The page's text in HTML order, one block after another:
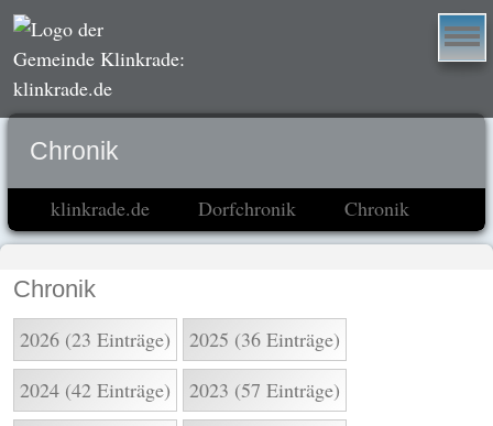
Chronik
klinkrade.de Dorfchronik Chronik
Chronik
2026 (23 Einträge)
2025 (36 Einträge)
2024 (42 Einträge)
2023 (57 Einträge)